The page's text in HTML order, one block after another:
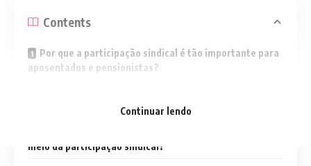
Contents
Por que a participação sindical é tão importante para
aposentados e pensionistas?
ao participar de uma entidade sindical?
meio da participação sindical?
Continuar lendo